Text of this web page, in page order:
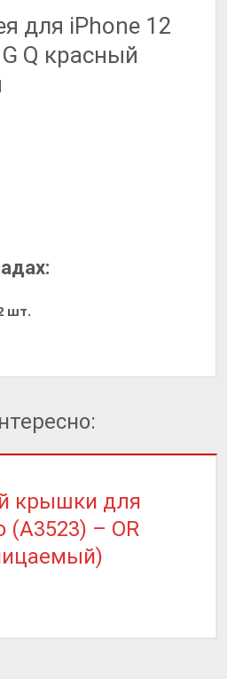
для iPhone 12
Q красный
шт.
крышки для
(A3523) – OR